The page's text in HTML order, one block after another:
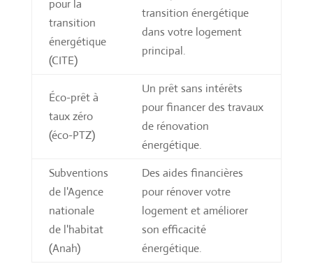
pour la
transition
énergétique
(CITE)
transition énergétique
dans votre logement
principal.
Éco-prêt à
taux zéro
(éco-PTZ)
Un prêt sans intérêts
pour financer des travaux
de rénovation
énergétique.
Subventions
de l'Agence
nationale
de l'habitat
(Anah)
Des aides financières
pour rénover votre
logement et améliorer
son efficacité
énergétique.